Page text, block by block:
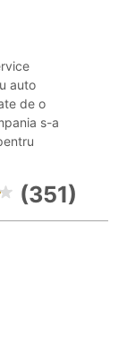
auto
de o
s-a
(351)